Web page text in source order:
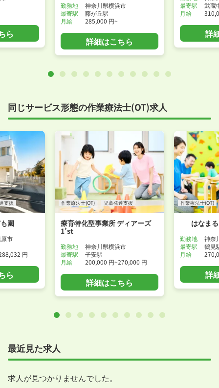
ら
勤務地
神奈川県横浜市
最寄駅
藤が丘駅
月給
285,000 円~
詳細はこちら
最寄駅
武蔵
月給
詳
同じサービス形態の作業療法士(OT)求人
支援
園
市
円
ら
作業療法士(OT) 児童発達支援
療育特化型事業所 ディアーズ
1’st
勤務地
神奈川県横浜市
最寄駅
子安駅
月給
200,000 円~270,000 円
詳細はこちら
作業療法士(OT)
はなま
勤務地
神奈
最寄駅
鶴見
月給
詳
最近見た求人
求人が見つかりませんでした。